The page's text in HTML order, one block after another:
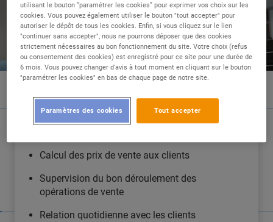
LES COULISSES DE MON MÉTIER
Calcul des prix de vente aux clients
Supervision du bon déroulement des
opérations de vente
Relation quotidienne avec les clients
utilisant le bouton “paramétrer les cookies” pour exprimer vos choix sur les
cookies. Vous pouvez également utiliser le bouton "tout accepter" pour
autoriser le dépôt de tous les cookies. Enfin, si vous cliquez sur le lien
"continuer sans accepter", nous ne pourrons déposer que des cookies
strictement nécessaires au bon fonctionnement du site. Votre choix (refus
ou consentement des cookies) est enregistré pour ce site pour une durée de
6 mois. Vous pouvez changer d'avis à tout moment en cliquant sur le bouton
"paramétrer les cookies" en bas de chaque page de notre site.
Tout accepter
Paramètres des cookies